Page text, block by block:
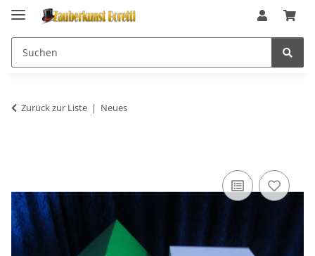
Zurück zur Liste Neues